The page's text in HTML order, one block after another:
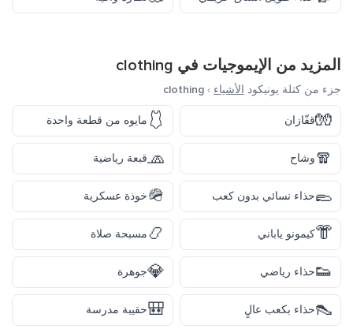
المزيد من الإيموجيات في clothing
جزء من كتلة يونيكود الأشياء ›
clothing
🧤قفّازان 🩱 مايوه من قطعة واحدة
🧣وشاح 🧢قبعة رياضية
🥿حذاء نسائي بدون كعب 🪖خوذة عسكرية
👘كيمونو ياباني 📿مسبحة صلاة
👟حذاء رياضي 💎جوهرة
👠حذاء بكعب عالٍ 🎒حقيبة مدرسة